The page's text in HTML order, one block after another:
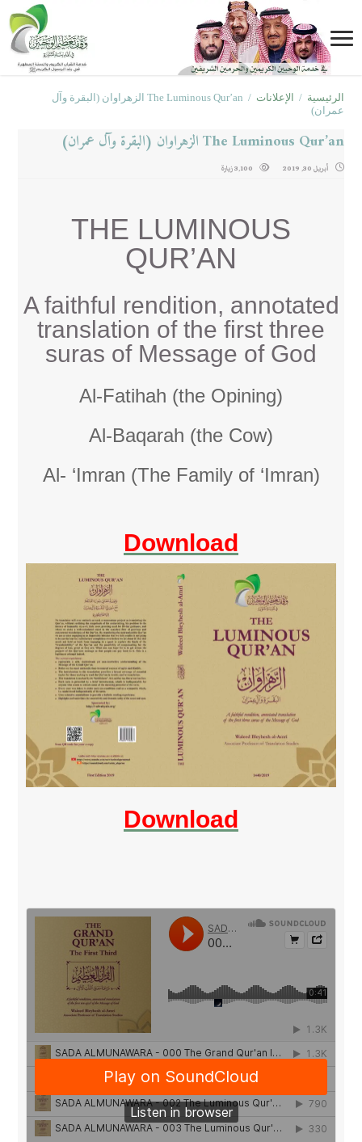
الرئيسية / الإعلانات /
The Luminous Qur’an الزهراوان (البقرة وآل
عمران)
The Luminous Qur’an الزهراوان (البقرة وآل عمران)
أبريل 30, 2019 3,100 زيارة
THE LUMINOUS
QUR’AN
A faithful rendition, annotated
translation of the first three
suras of Message of God
Al-Fatihah (the Opining)
Al-Baqarah (the Cow)
Al- ‘Imran (The Family of ‘Imran)
Download
Download